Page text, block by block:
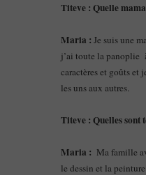
Titeve : Quelle
Maria : Je suis une
j’ai toute la panoplie
caractères et goûts et
les uns aux autres.
Titeve : Quelles sont
Maria : Ma famille
le dessin et la